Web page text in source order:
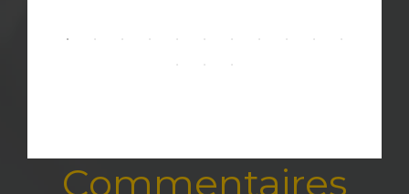
Commentaires